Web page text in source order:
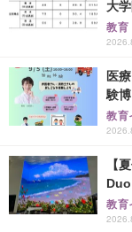
大
教育
医
験
教育
【
教育